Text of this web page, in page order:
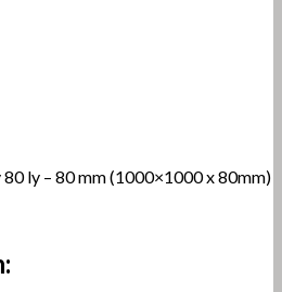
ly – 80 mm (1000×1000 x 80mm)